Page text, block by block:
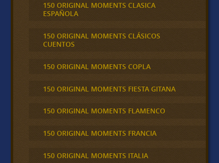
150 ORIGINAL MOMENTS CLASICA
ESPAÑOLA
150 ORIGINAL MOMENTS CLÁSICOS
CUENTOS
150 ORIGINAL MOMENTS COPLA
150 ORIGINAL MOMENTS FIESTA GITANA
150 ORIGINAL MOMENTS FLAMENCO
150 ORIGINAL MOMENTS FRANCIA
150 ORIGINAL MOMENTS ITALIA